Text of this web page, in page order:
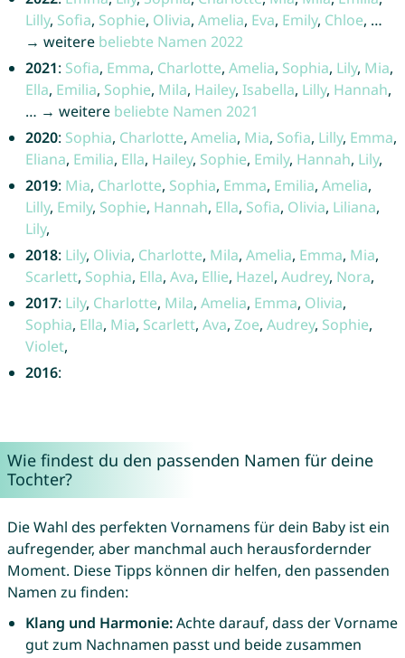
Lilly, Sofia, Sophie, Olivia, Amelia, Eva, Emily, Chloe, …
→ weitere beliebte Namen 2022
2021: Sofia, Emma, Charlotte, Amelia, Sophia, Lily, Mia,
Ella, Emilia, Sophie, Mila, Hailey, Isabella, Lilly, Hannah,
… → weitere beliebte Namen 2021
2020: Sophia, Charlotte, Amelia, Mia, Sofia, Lilly, Emma,
Eliana, Emilia, Ella, Hailey, Sophie, Emily, Hannah, Lily,
2019: Mia, Charlotte, Sophia, Emma, Emilia, Amelia,
Lilly, Emily, Sophie, Hannah, Ella, Sofia, Olivia, Liliana,
Lily,
2018: Lily, Olivia, Charlotte, Mila, Amelia, Emma, Mia,
Scarlett, Sophia, Ella, Ava, Ellie, Hazel, Audrey, Nora,
2017: Lily, Charlotte, Mila, Amelia, Emma, Olivia,
Sophia, Ella, Mia, Scarlett, Ava, Zoe, Audrey, Sophie,
Violet,
2016:
Wie findest du den passenden Namen für deine
Tochter?
Die Wahl des perfekten Vornamens für dein Baby ist ein
aufregender, aber manchmal auch herausfordernder
Moment. Diese Tipps können dir helfen, den passenden
Namen zu finden:
Klang und Harmonie:Achte darauf, dass der Vorname
gut zum Nachnamen passt und beide zusammen